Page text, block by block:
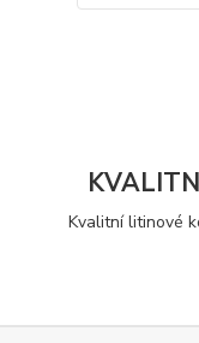
Kvalitní litinové